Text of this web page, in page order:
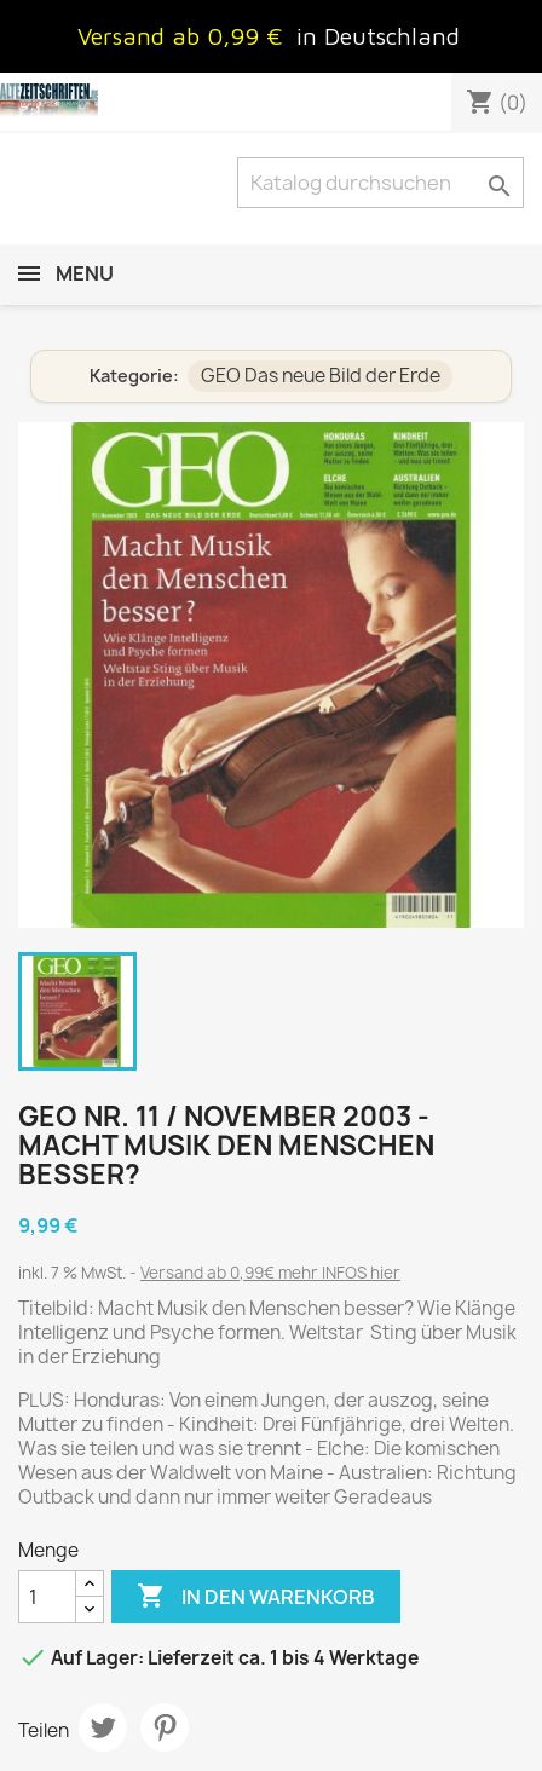
Versand ab 0,99 € in Deutschland
shopping_cart (0)

MENU
Kategorie: GEO Das neue Bild der Erde
GEO NR. 11 / NOVEMBER 2003 -
MACHT MUSIK DEN MENSCHEN
BESSER?
9,99 €
inkl. 7 % MwSt. Versand ab 0,99€ mehr INFOS hier
Titelbild: Macht Musik den Menschen besser? Wie Klänge
Intelligenz und Psyche formen. Weltstar Sting über Musik
in der Erziehung
PLUS: Honduras: Von einem Jungen, der auszog, seine
Mutter zu finden - Kindheit: Drei Fünfjährige, drei Welten.
Was sie teilen und was sie trennt - Elche: Die komischen
Wesen aus der Waldwelt von Maine - Australien: Richtung
Outback und dann nur immer weiter Geradeaus
Menge
 IN DEN WARENKORB
 Auf Lager: Lieferzeit ca. 1 bis 4 Werktage
Teilen